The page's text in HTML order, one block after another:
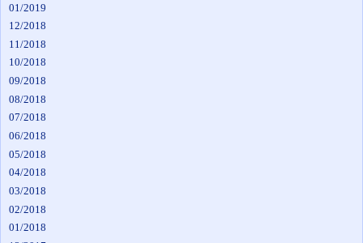
01/2019
12/2018
11/2018
10/2018
09/2018
08/2018
07/2018
06/2018
05/2018
04/2018
03/2018
02/2018
01/2018